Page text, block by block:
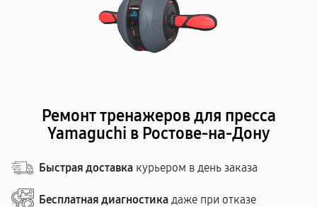
Ремонт тренажеров для пресса
Yamaguchi в Ростове-на-Дону
Быстрая доставка курьером в день заказа
Бесплатная диагностика даже при отказе